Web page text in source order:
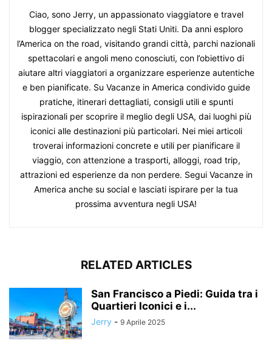
Ciao, sono Jerry, un appassionato viaggiatore e travel
blogger specializzato negli Stati Uniti. Da anni esploro
l’America on the road, visitando grandi città, parchi nazionali
spettacolari e angoli meno conosciuti, con l’obiettivo di
aiutare altri viaggiatori a organizzare esperienze autentiche
e ben pianificate. Su Vacanze in America condivido guide
pratiche, itinerari dettagliati, consigli utili e spunti
ispirazionali per scoprire il meglio degli USA, dai luoghi più
iconici alle destinazioni più particolari. Nei miei articoli
troverai informazioni concrete e utili per pianificare il
viaggio, con attenzione a trasporti, alloggi, road trip,
attrazioni ed esperienze da non perdere. Segui Vacanze in
America anche su social e lasciati ispirare per la tua
prossima avventura negli USA!
RELATED ARTICLES
San Francisco a Piedi: Guida tra i
Quartieri Iconici e i...
Jerry - 9 Aprile 2025